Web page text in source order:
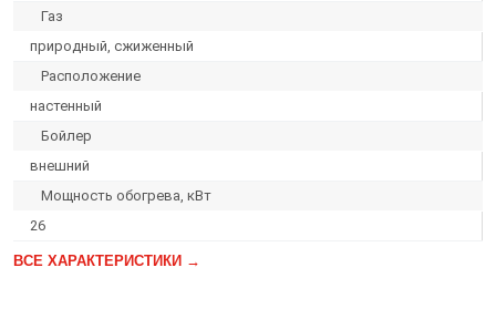
Газ
природный, сжиженный
Расположение
настенный
Бойлер
внешний
Мощность обогрева, кВт
26
ВСЕ ХАРАКТЕРИСТИКИ →